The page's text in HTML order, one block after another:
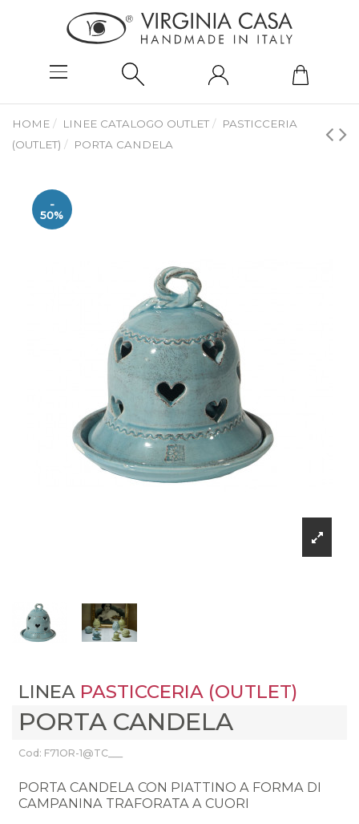
HOME LINEE CATALOGO OUTLET
PASTICCERIA
(OUTLET)
PORTA CANDELA
-
50%
LINEA PASTICCERIA (OUTLET)
PORTA CANDELA
Cod: F71OR-1@TC___
PORTA CANDELA CON PIATTINO A FORMA DI
CAMPANINA TRAFORATA A CUORI